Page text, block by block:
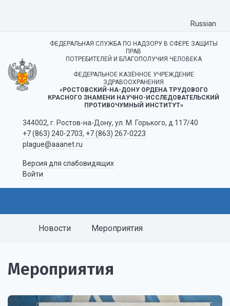
Russian
ФЕДЕРАЛЬНАЯ СЛУЖБА ПО НАДЗОРУ В СФЕРЕ ЗАЩИТЫ
ПРАВ
ПОТРЕБИТЕЛЕЙ И БЛАГОПОЛУЧИЯ ЧЕЛОВЕКА
ФЕДЕРАЛЬНОЕ КАЗЁННОЕ УЧРЕЖДЕНИЕ
ЗДРАВООХРАНЕНИЯ
«РОСТОВСКИЙ-НА-ДОНУ ОРДЕНА ТРУДОВОГО
КРАСНОГО ЗНАМЕНИ НАУЧНО-ИССЛЕДОВАТЕЛЬСКИЙ
ПРОТИВОЧУМНЫЙ ИНСТИТУТ»
344002, г. Ростов-на-Дону, ул. М. Горького, д.117/40
+7 (863) 240-2703, +7 (863) 267-0223
plague@aaanet.ru
Версия для слабовидящих
Войти
Новости Мероприятия
Мероприятия